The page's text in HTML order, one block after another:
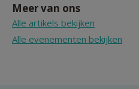
Meer van ons
Alle artikels bekijken
Alle evenementen bekijken